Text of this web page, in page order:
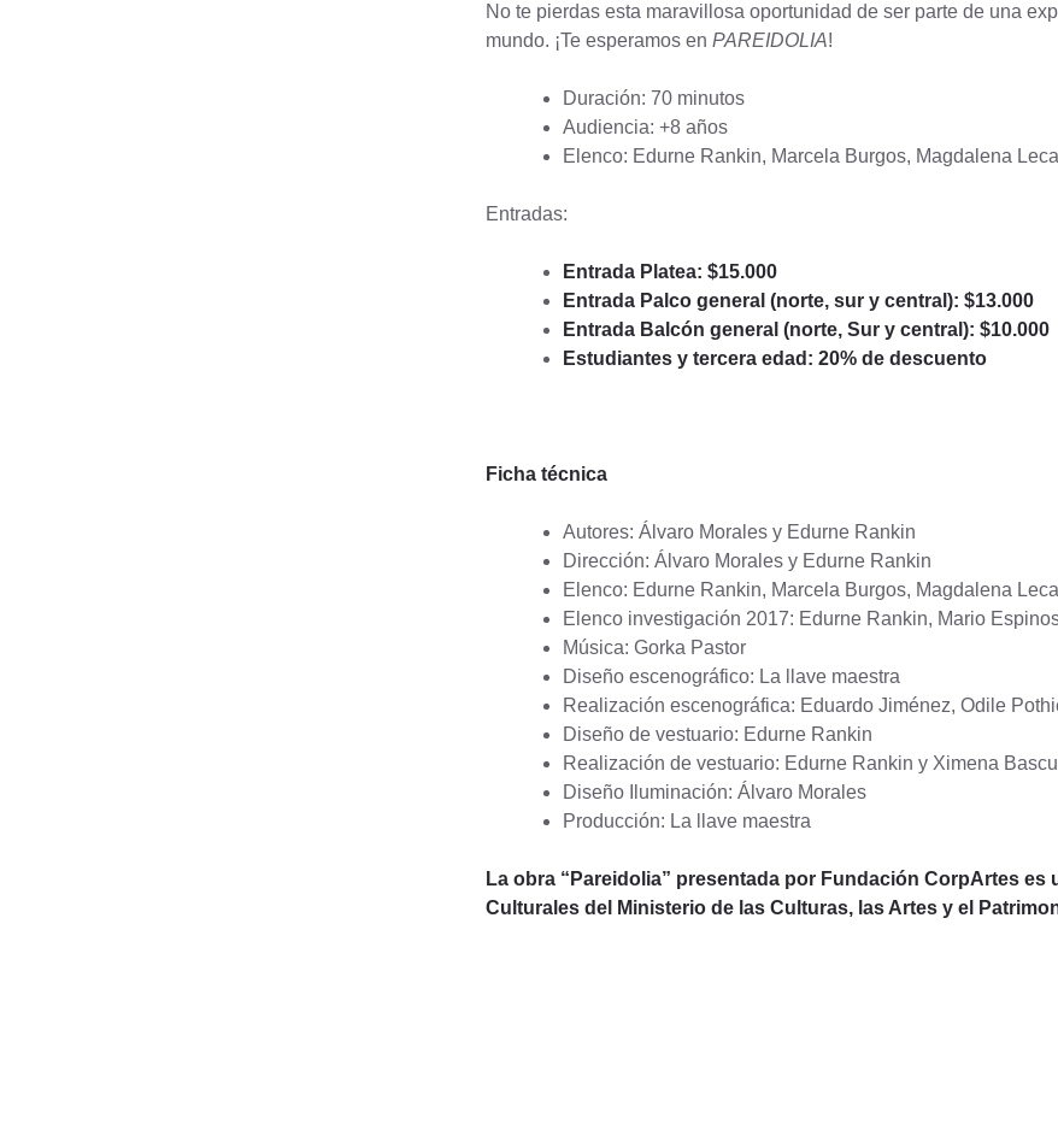
No te pierdas esta maravillosa oportunidad de ser parte de una
mundo. ¡Te esperamos en PAREIDOLIA!
Duración: 70 minutos
Audiencia: +8 años
Elenco: Edurne Rankin, Marcela Burgos, Magdalena
Entradas:
Entrada Platea: $15.000
Entrada Palco general (norte, sur y central): $13.000
Entrada Balcón general (norte, Sur y central): $10.000
Estudiantes y tercera edad: 20% de descuento
Ficha técnica
Autores: Álvaro Morales y Edurne Rankin
Dirección: Álvaro Morales y Edurne Rankin
Elenco: Edurne Rankin, Marcela Burgos, Magdalena
Elenco investigación 2017: Edurne Rankin, Mario
Música: Gorka Pastor
Diseño escenográfico: La llave maestra
Realización escenográfica: Eduardo Jiménez, Odile
Diseño de vestuario: Edurne Rankin
Realización de vestuario: Edurne Rankin y Ximena
Diseño Iluminación: Álvaro Morales
Producción: La llave maestra
La obra “Pareidolia” presentada por Fundación CorpArtes
Culturales del Ministerio de las Culturas, las Artes y el